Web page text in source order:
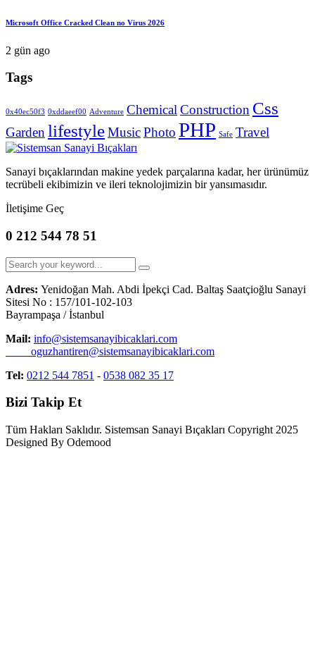
Microsoft Office Cracked Clean no Virus 2026
2 gün ago
Tags
0x40ec50f3 0xddaeef00 Adventure ChemicalConstruction Css
GardenlifestyleMusicPhoto PHP Safe Travel
Sanayi bıçaklarından makine yedek parçalarına kadar, her ürünümüz
tecrübeli ekibimizin ve ileri teknolojimizin bir yansımasıdır.
İletişime Geç
0 212 544 78 51
Adres: Yenidoğan Mah. Abdi İpekçi Cad. Baltaş Saatçioğlu Sanayi
Sitesi No : 157/101-102-103
Bayrampaşa / İstanbul
Mail: info@sistemsanayibicaklari.com
oguzhantiren@sistemsanayibicaklari.com
Tel: 0212 544 7851 - 0538 082 35 17
Bizi Takip Et
Tüm Hakları Saklıdır. Sistemsan Sanayi Bıçakları Copyright 2025
Designed By Odemood